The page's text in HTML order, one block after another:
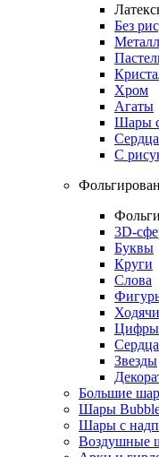
Без
Хром
Агаты
Шары
Сердца
С
3D-
Буквы
Круги
Слова
Цифры
Сердца
Звезды
Большие
Шары
Шары с
Воздушные